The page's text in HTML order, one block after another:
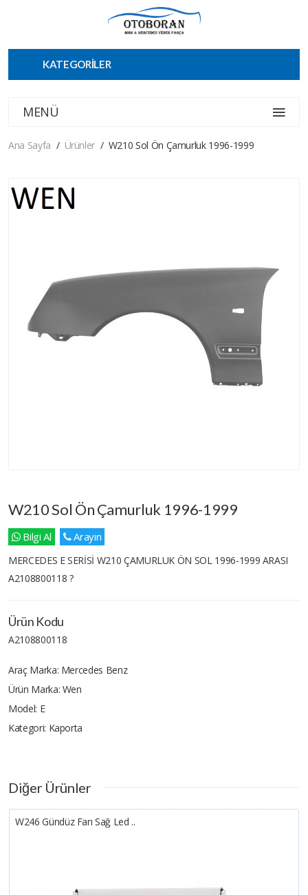
KATEGORİLER
MENÜ
Ana Sayfa Ürünler W210 Sol Ön Çamurluk 1996-1999
W210 Sol Ön Çamurluk 1996-1999
Bilgi Al Arayın
MERCEDES E SERİSİ W210 ÇAMURLUK ÖN SOL 1996-1999 ARASI
A2108800118 ?
Ürün Kodu
A2108800118
Araç Marka: Mercedes Benz
Ürün Marka: Wen
Model: E
Kategori: Kaporta
Diğer Ürünler
W246 Gündüz Farı Sağ Led ..